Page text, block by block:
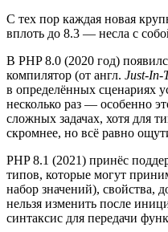
С тех пор каждая новая
вплоть до 8.3 — несла с
В PHP 8.0 (2020 год)
компилятор (от англ. Just-In-
в определённых сценариях
несколько раз — особенно
сложных задачах, хотя для
скромнее, но всё равно
PHP 8.1 (2021) принёс
типов, которые могут
набор значений), свойства,
нельзя изменить после
синтаксис для передачи